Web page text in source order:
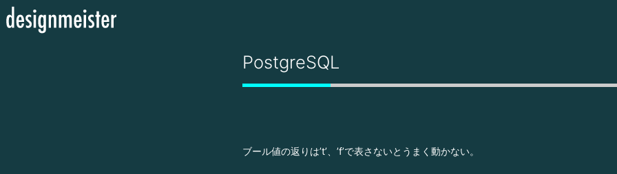
PostgreSQL
ブール値の返りは’t’、’f’で表さないとうまく動かない。